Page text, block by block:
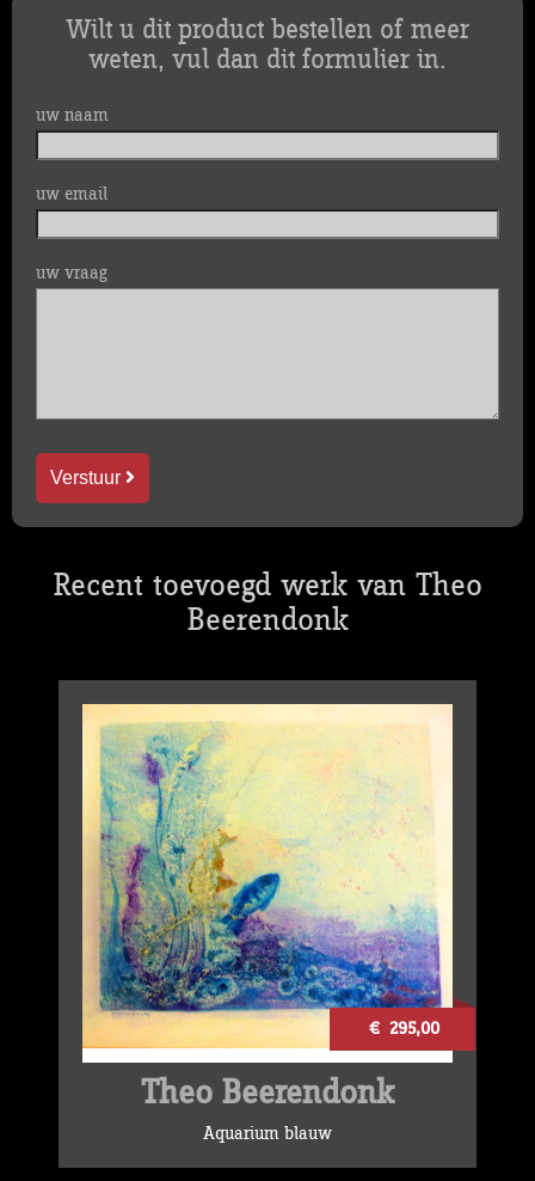
Wilt u dit product bestellen of meer
weten, vul dan dit formulier in.
uw naam
uw email
uw vraag
Verstuur
Recent toevoegd werk van Theo
Beerendonk
€ 295,00
Theo Beerendonk
Aquarium blauw